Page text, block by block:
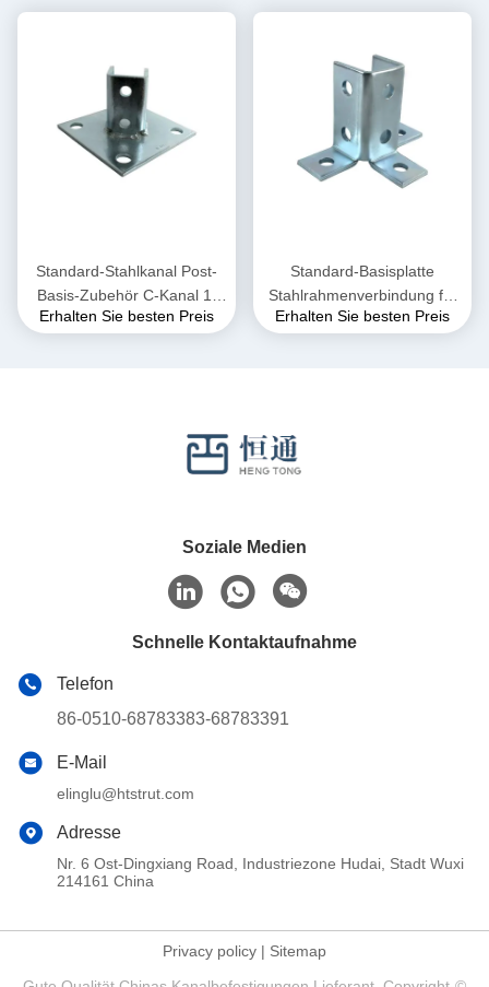
Standard-Stahlkanal Post-
Basis-Zubehör C-Kanal 1-
5/8"
Erhalten Sie besten Preis
Standard-Basisplatte
Stahlrahmenverbindung für
Kanal 15-20Kg
Erhalten Sie besten Preis
Soziale Medien
Schnelle Kontaktaufnahme
Telefon
86-0510-68783383-68783391
E-Mail
elinglu@htstrut.com
Adresse
Nr. 6 Ost-Dingxiang Road, Industriezone Hudai, Stadt Wuxi
214161 China
Privacy policy | Sitemap